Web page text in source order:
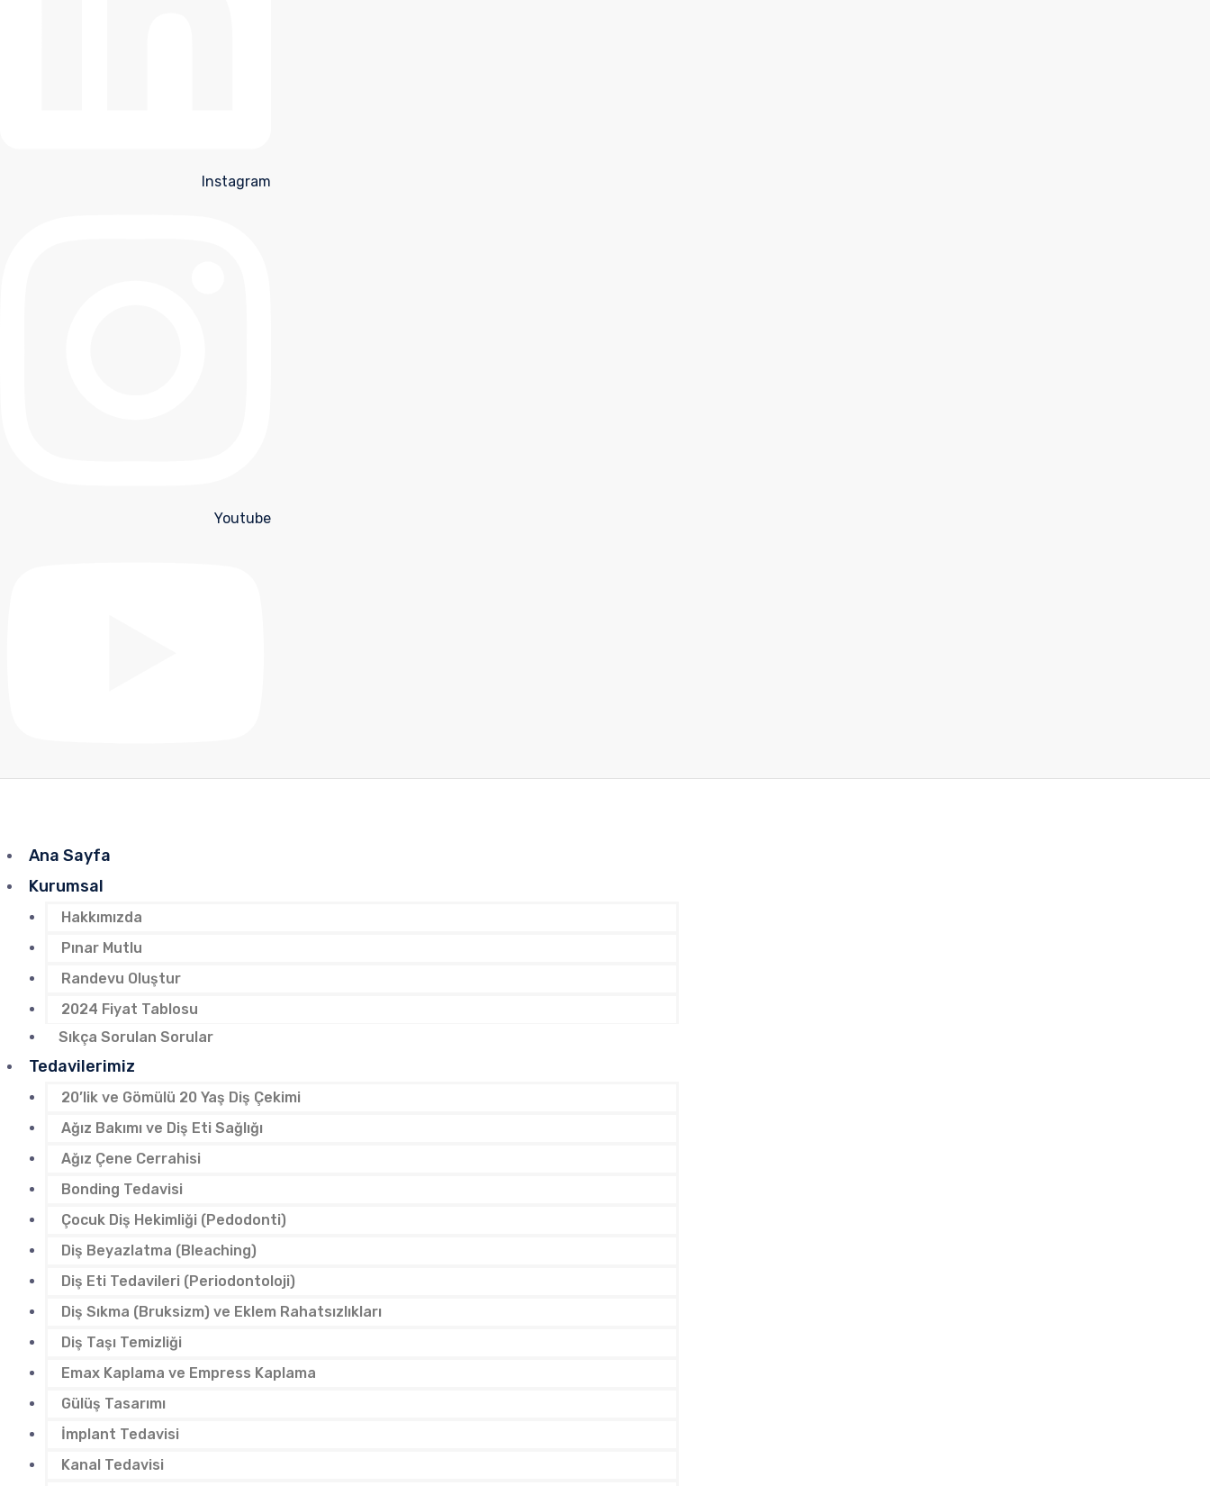
Instagram
Youtube
Ana Sayfa
Kurumsal
Hakkımızda
Pınar Mutlu
Randevu Oluştur
2024 Fiyat Tablosu
Sıkça Sorulan Sorular
Tedavilerimiz
20’lik ve Gömülü 20 Yaş Diş Çekimi
Ağız Bakımı ve Diş Eti Sağlığı
Ağız Çene Cerrahisi
Bonding Tedavisi
Çocuk Diş Hekimliği (Pedodonti)
Diş Beyazlatma (Bleaching)
Diş Eti Tedavileri (Periodontoloji)
Diş Sıkma (Bruksizm) ve Eklem Rahatsızlıkları
Diş Taşı Temizliği
Emax Kaplama ve Empress Kaplama
Gülüş Tasarımı
İmplant Tedavisi
Kanal Tedavisi